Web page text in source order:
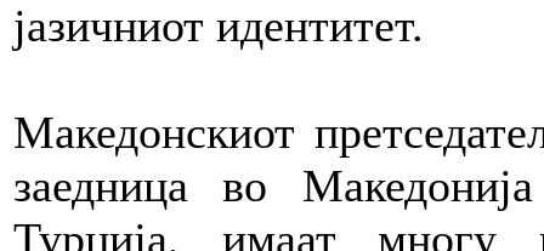
јазичниот идентитет.
Македонскиот
заедница во
Турција, имаат многу